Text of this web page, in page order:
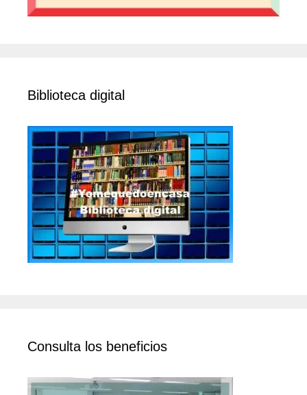
Biblioteca digital
Consulta los beneficios